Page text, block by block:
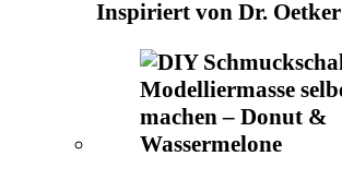
Inspiriert von Dr. Oetker